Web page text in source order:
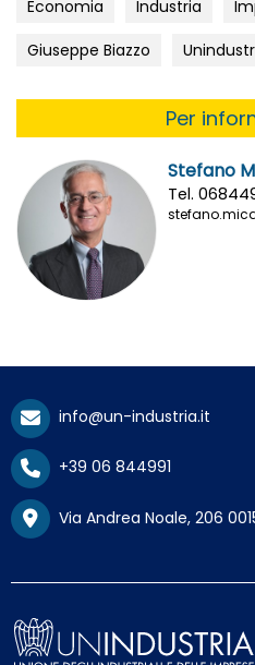
Economia Industria
Giuseppe Biazzo
Per
Stefano
Tel.
info@un-industria.it
+39 06 844991
Via Andrea Noale, 206